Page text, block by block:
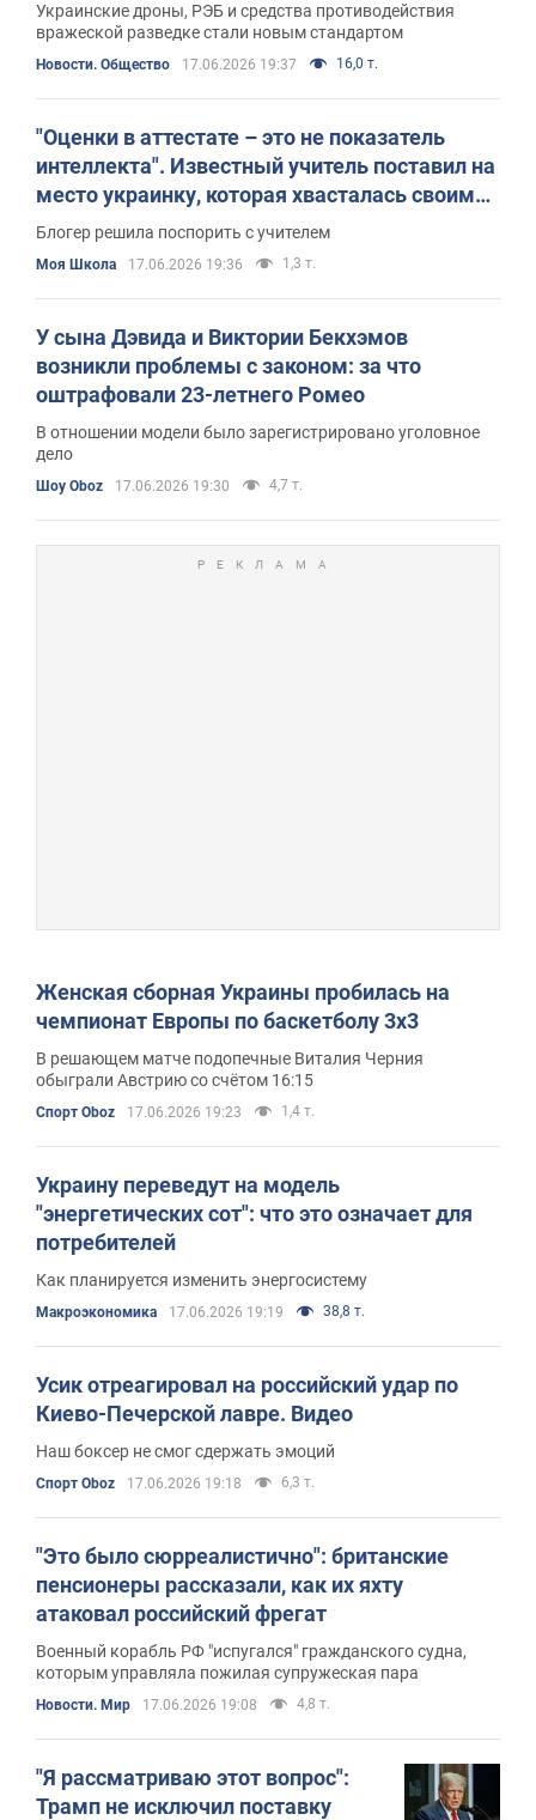
Украинские дроны, РЭБ и средства противодействия
вражеской разведке стали новым стандартом
Новости. Общество 17.06.2026 19:37 16,0 т.
"Оценки в аттестате – это не показатель
интеллекта". Известный учитель поставил на
место украинку, которая хвасталась своим
школьным аттестатом
Блогер решила поспорить с учителем
Моя Школа 17.06.2026 19:36 1,3 т.
У сына Дэвида и Виктории Бекхэмов
возникли проблемы с законом: за что
оштрафовали 23-летнего Ромео
В отношении модели было зарегистрировано уголовное
дело
Шоу Oboz 17.06.2026 19:30 4,7 т.
Женская сборная Украины пробилась на
чемпионат Европы по баскетболу 3х3
В решающем матче подопечные Виталия Черния
обыграли Австрию со счётом 16:15
Спорт Oboz 17.06.2026 19:23 1,4 т.
Украину переведут на модель
"энергетических сот": что это означает для
потребителей
Как планируется изменить энергосистему
Mакроэкономика 17.06.2026 19:19 38,8 т.
Усик отреагировал на российский удар по
Киево-Печерской лавре. Видео
Наш боксер не смог сдержать эмоций
Спорт Oboz 17.06.2026 19:18 6,3 т.
"Это было сюрреалистично": британские
пенсионеры рассказали, как их яхту
атаковал российский фрегат
Военный корабль РФ "испугался" гражданского судна,
которым управляла пожилая супружеская пара
Новости. Мир 17.06.2026 19:08 4,8 т.
"Я рассматриваю этот вопрос":
Трамп не исключил поставку